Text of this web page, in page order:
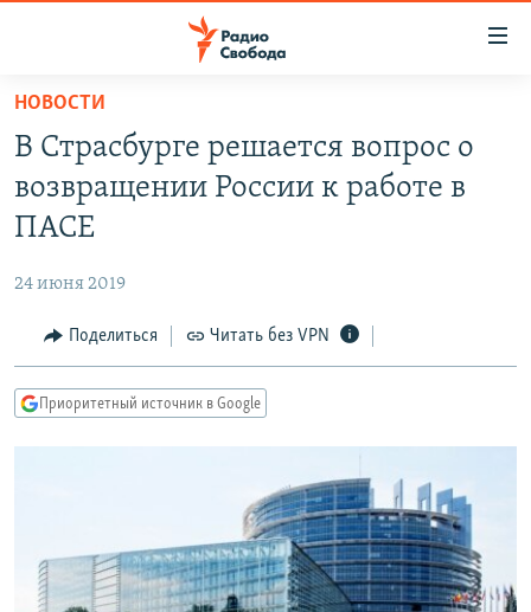
упрощенного
доступа
основному
Вернутся
Вернутся
ПРОГРАММЫ
ПОДКАСТЫ
АВТОРСКИЕ ПРОЕКТЫ
МНЕНИЯ
КУЛЬТУРА
КАВКАЗ.РЕАЛИИ
РАСПИСАНИЕ ВЕЩАНИЯ
ПОДПИШИТЕСЬ НА РАССЫЛКУ
НОВОСТИ
В Страсбурге решается вопрос о
возвращении России к работе в
ПАСЕ
24 июня 2019
Поделиться Читать без VPN
Приоритетный источник в Google